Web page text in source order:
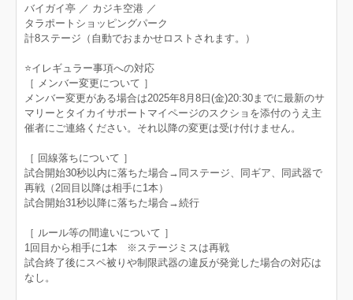
バイガイ亭 ／ カジキ空港 ／
タラポートショッピングパーク
計8ステージ（自動でおまかせロストされます。）
⭐️イレギュラー事項への対応
［ メンバー変更について ］
メンバー変更がある場合は2025年8月8日(金)20:30までに最新のサ
マリーとタイカイサポートマイページのスクショを添付のうえ主
催者にご連絡ください。それ以降の変更は受け付けません。
［ 回線落ちについて ］
試合開始30秒以内に落ちた場合→同ステージ、同ギア、同武器で
再戦（2回目以降は相手に1本）
試合開始31秒以降に落ちた場合→続行
［ ルール等の間違いについて ］
1回目から相手に1本 ※ステージミスは再戦
試合終了後にスペ被りや制限武器の違反が発覚した場合の対応は
なし。